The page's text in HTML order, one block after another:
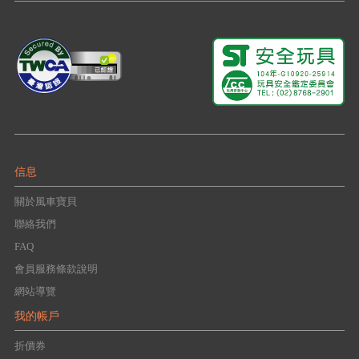
信息
關於風車寶貝
聯絡我們
FAQ
會員服務條款說明
網站導覽
我的帳戶
折價券